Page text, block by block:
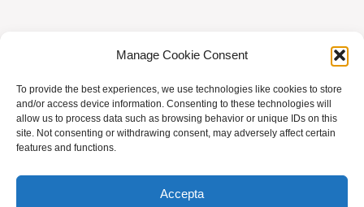
Manage Cookie Consent
To provide the best experiences, we use technologies like cookies to store
and/or access device information. Consenting to these technologies will
allow us to process data such as browsing behavior or unique IDs on this
site. Not consenting or withdrawing consent, may adversely affect certain
features and functions.
Accepta
AVIS LEGAL | POLÍTICA DE PRIVACITAT
|
BUSQUES HOMEÒPATA?
ACCÉS SOCIS